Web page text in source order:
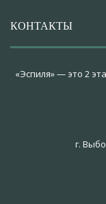
КОНТАКТЫ
«Эспиля» — это 2
г.